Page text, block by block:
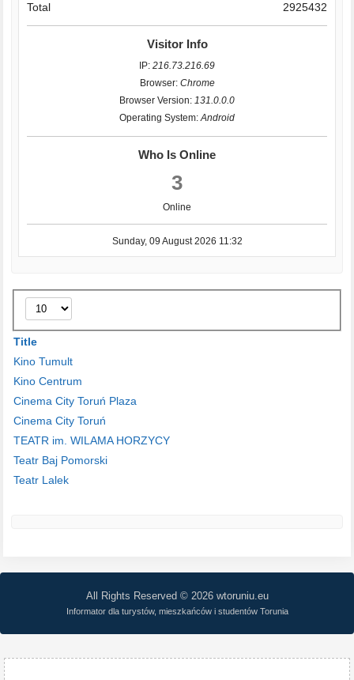
Total
2925432
Visitor Info
IP:216.73.216.69
Browser: Chrome
Browser Version:131.0.0.0
Operating System:Android
Who Is Online
3
Online
Sunday, 09 August 2026 11:32
Display
#
Title
Kino Tumult
Kino Centrum
Cinema City Toruń Plaza
Cinema City Toruń
TEATR im. WILAMA HORZYCY
Teatr Baj Pomorski
Teatr Lalek
All Rights Reserved © 2026 wtoruniu.eu
Informator dla turystów, mieszkańców i studentów Torunia